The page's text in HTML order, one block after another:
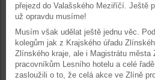
přejezd do Valašského Meziříčí. Ještě
už opravdu musíme!
Musím však udělat ještě jednu věc.
kolegům jak z Krajského úřadu
Zlínského kraje, ale i Magistrátu města
pracovníkům Lesního hotelu a celé
zasloužili o to, že celá akce ve Zlíně